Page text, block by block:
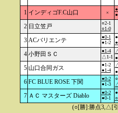
1 インディゴF.C山口 ×
2 日立笠戸
○2-1
○1-0
3 ACバリエンテ
●0-1
●1-2
4 小野田ＳＣ
●1-4
△1-1
5 山口合同ガス
●1-2
●1-4
6 FC BLUE ROSE 下関
●0-2
●1-3
7 ＡＣ マスターズ Diablo
●0-2
●0-1
(○[勝]:勝点3,△[